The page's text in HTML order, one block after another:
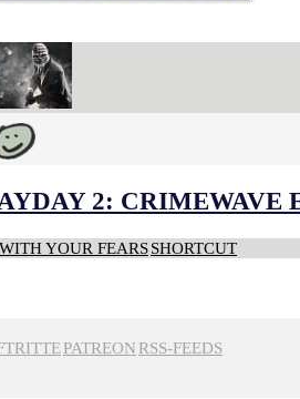
2: CRIMEWAVE
YOUR FEARSSHORTCUT
PATREON RSS-FEEDS